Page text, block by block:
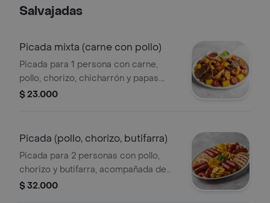
Salvajadas
Picada mixta (carne con pollo)
Picada para 1 persona con carne,
pollo, chorizo, chicharrón y papas.
Incluye guacamole y salsa roja.
$ 23.000
Picada (pollo, chorizo, butifarra)
Picada para 2 personas con pollo,
chorizo y butifarra, acompañada de
papas criollas y patacones.
$ 32.000